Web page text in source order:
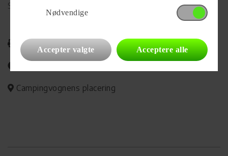
Se alle
Udskriv
Campingvognens placering
Nødvendige
Accepter valgte Acceptere alle